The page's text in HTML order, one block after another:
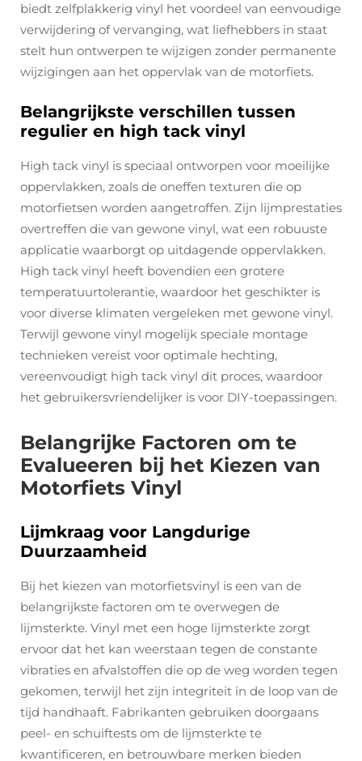
biedt zelfplakkerig vinyl het voordeel van eenvoudige
verwijdering of vervanging, wat liefhebbers in staat
stelt hun ontwerpen te wijzigen zonder permanente
wijzigingen aan het oppervlak van de motorfiets.
Belangrijkste verschillen tussen
regulier en high tack vinyl
High tack vinyl is speciaal ontworpen voor moeilijke
oppervlakken, zoals de oneffen texturen die op
motorfietsen worden aangetroffen. Zijn lijmprestaties
overtreffen die van gewone vinyl, wat een robuuste
applicatie waarborgt op uitdagende oppervlakken.
High tack vinyl heeft bovendien een grotere
temperatuurtolerantie, waardoor het geschikter is
voor diverse klimaten vergeleken met gewone vinyl.
Terwijl gewone vinyl mogelijk speciale montage
technieken vereist voor optimale hechting,
vereenvoudigt high tack vinyl dit proces, waardoor
het gebruikersvriendelijker is voor DIY-toepassingen.
Belangrijke Factoren om te
Evalueeren bij het Kiezen van
Motorfiets Vinyl
Lijmkraag voor Langdurige
Duurzaamheid
Bij het kiezen van motorfietsvinyl is een van de
belangrijkste factoren om te overwegen de
lijmsterkte. Vinyl met een hoge lijmsterkte zorgt
ervoor dat het kan weerstaan tegen de constante
vibraties en afvalstoffen die op de weg worden tegen
gekomen, terwijl het zijn integriteit in de loop van de
tijd handhaaft. Fabrikanten gebruiken doorgaans
peel- en schuiftests om de lijmsterkte te
kwantificeren, en betrouwbare merken bieden